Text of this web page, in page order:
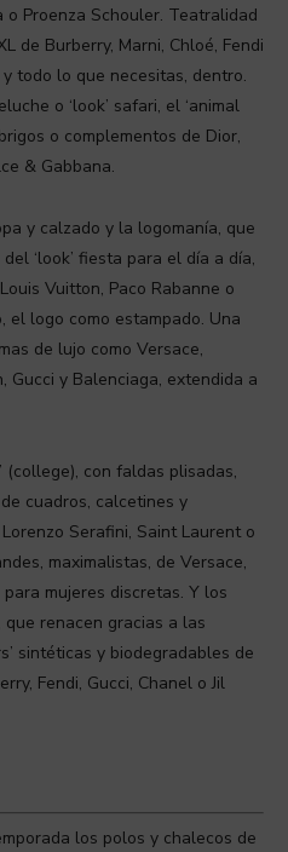
o Proenza Schouler. Teatralidad
de Burberry, Marni, Chloé, Fendi
todo lo que necesitas, dentro.
o ‘look’ safari, el ‘animal
o complementos de Dior,
& Gabbana.
y calzado y la logomanía, que
‘look’ fiesta para el día a día,
Vuitton, Paco Rabanne o
el logo como estampado. Una
de lujo como Versace,
Gucci y Balenciaga, extendida a
(college), con faldas plisadas,
cuadros, calcetines y
Serafini, Saint Laurent o
maximalistas, de Versace,
mujeres discretas. Y los
renacen gracias a las
sintéticas y biodegradables de
Fendi, Gucci, Chanel o Jil
los polos y chalecos de